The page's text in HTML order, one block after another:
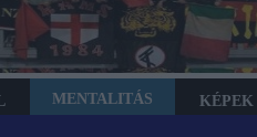
MENTALITÁS KÉPEK